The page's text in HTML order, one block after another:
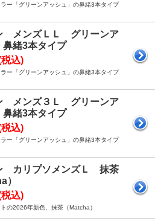
ー「グリーンアッシュ」の鼻緒3本タイプ
メンズＬＬ グリーンア
緒3本タイプ
込)
ー「グリーンアッシュ」の鼻緒3本タイプ
メンズ３Ｌ グリーンア
緒3本タイプ
込)
ー「グリーンアッシュ」の鼻緒3本タイプ
カリプソメンズＬ 抹茶
）
込)
の2026年新色、抹茶（Matcha）